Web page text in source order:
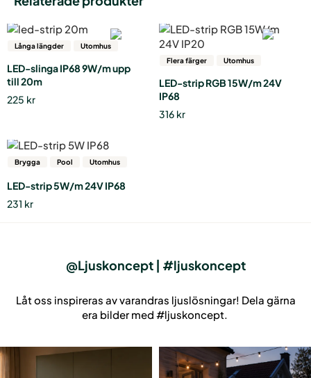
Långa längder Utomhus
LED-slinga IP68 9W/m upp
till 20m
225 kr
Flera färger Utomhus
LED-strip RGB 15W/m 24V
IP68
316 kr
Brygga Pool Utomhus
LED-strip 5W/m 24V IP68
231 kr
Den
här
har
flera
väljas
på
@Ljuskoncept | #ljuskoncept
Låt oss inspireras av varandras ljuslösningar! Dela gärna
era bilder med #ljuskoncept.